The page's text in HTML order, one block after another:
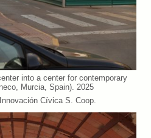
into a center for contemporary
Murcia, Spain). 2025
Cívica S. Coop.